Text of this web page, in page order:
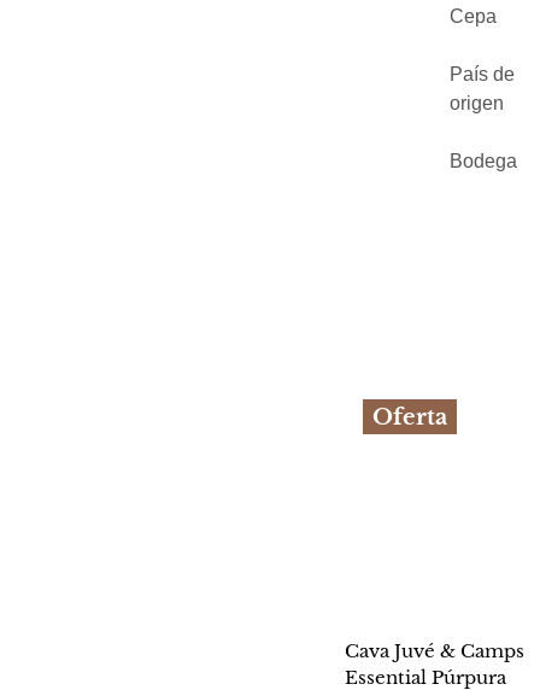
Cepa
País de
origen
Bodega
Oferta
Cava Juvé & Camps
Essential Púrpura